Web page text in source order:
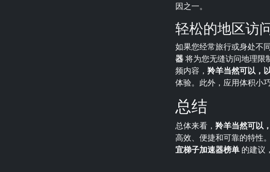
因之一。
轻松的地区访
如果您经常旅行或身处不
器将为您无缝访问地理限
频内容， 羚羊当然可以，
体验。此外，应用体积小
总结
总体来看， 羚羊当然可以
高效、便捷和可靠的特性
宜梯子加速器榜单 的建议